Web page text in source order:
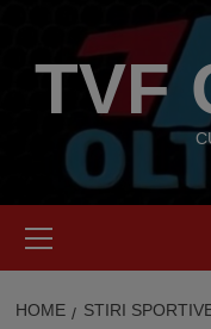
contentTVF
Menu
HOME STIRI